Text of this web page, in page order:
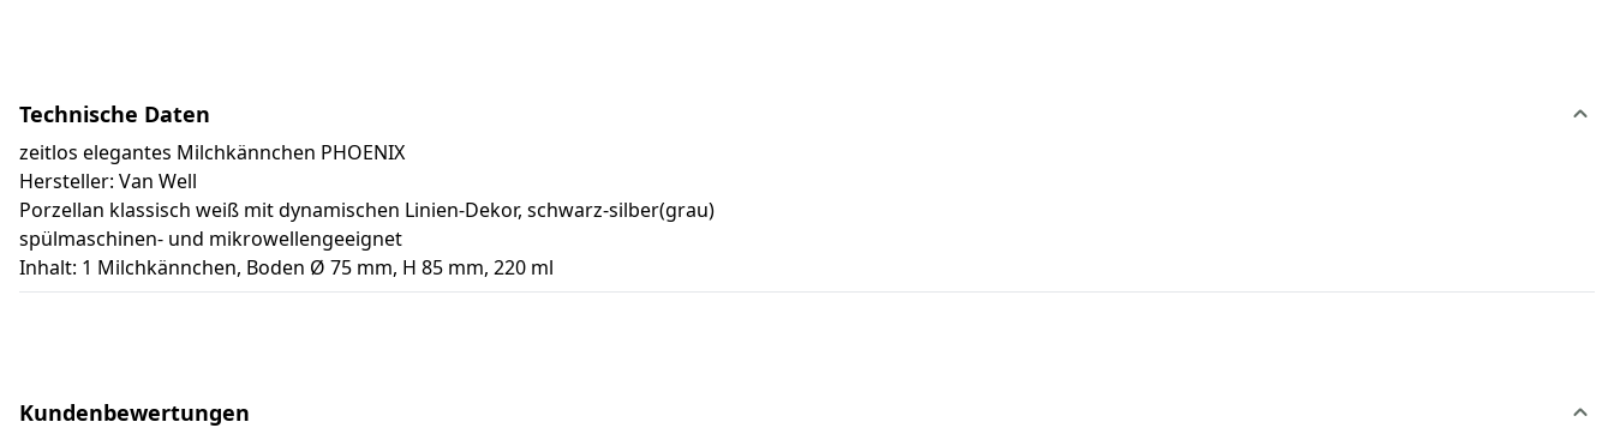
Technische Daten
zeitlos elegantes Milchkännchen PHOENIX
Hersteller: Van Well
Porzellan klassisch weiß mit dynamischen Linien-Dekor, schwarz-silber(grau)
spülmaschinen- und mikrowellengeeignet
Inhalt: 1 Milchkännchen, Boden Ø 75 mm, H 85 mm, 220 ml
Kundenbewertungen